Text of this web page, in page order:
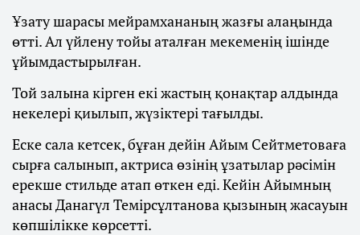
Ұзату шарасы мейрамхананың жазғы алаңында
өтті. Ал үйлену тойы аталған мекеменің ішінде
ұйымдастырылған.
Той залына кірген екі жастың қонақтар алдында
некелері қиылып, жүзіктері тағылды.
Еске сала кетсек, бұған дейін Айым Сейтметоваға
сырға салынып, актриса өзінің ұзатылар рәсімін
ерекше стильде атап өткен еді. Кейін Айымның
анасы Данагүл Темірсұлтанова қызының жасауын
көпшілікке көрсетті.